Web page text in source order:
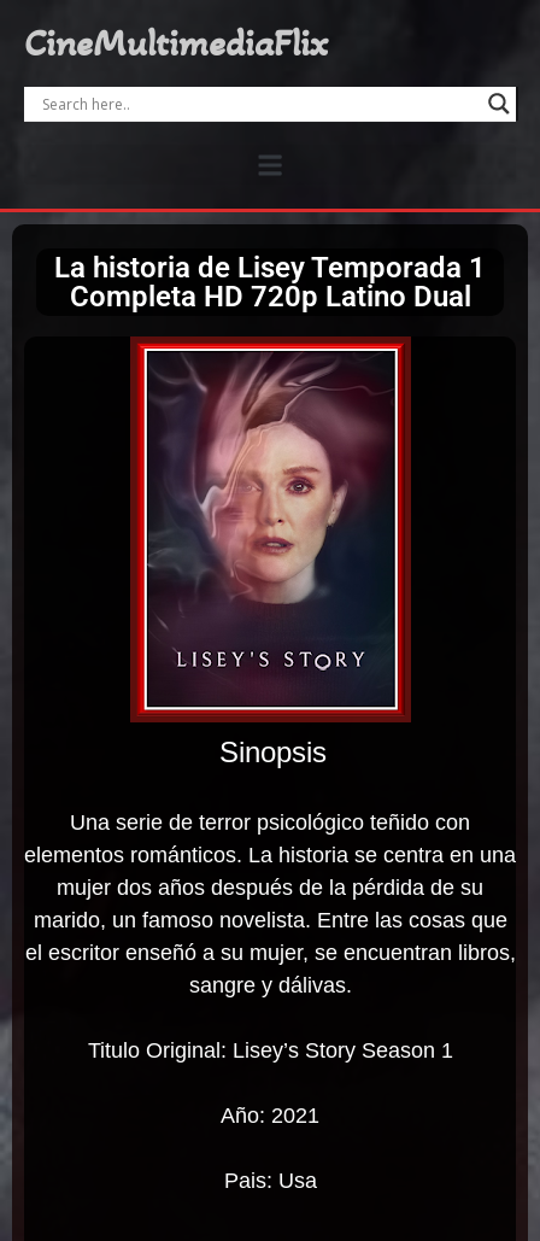
CineMultimediaFlix
La historia de Lisey Temporada 1
Completa HD 720p Latino Dual
Sinopsis
Una serie de terror psicológico teñido con
elementos románticos. La historia se centra en una
mujer dos años después de la pérdida de su
marido, un famoso novelista. Entre las cosas que
el escritor enseñó a su mujer, se encuentran libros,
sangre y dálivas.
Titulo Original: Lisey’s Story Season 1
Año: 2021
Pais: Usa